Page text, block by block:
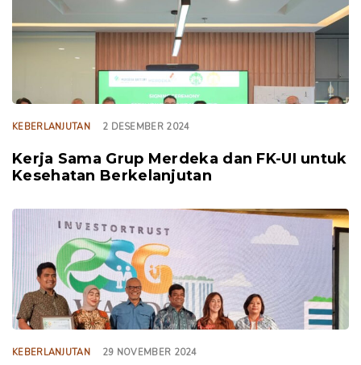
KEBERLANJUTAN 2 DESEMBER 2024
Kerja Sama Grup Merdeka dan FK-UI untuk
Kesehatan Berkelanjutan
KEBERLANJUTAN 29 NOVEMBER 2024